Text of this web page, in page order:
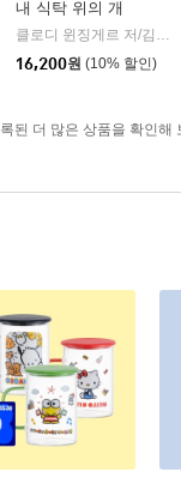
린책들
내 식탁 위의 개
클로디 윈징게르 저/김미정 역
16,200원 (10% 할인)
된 더 많은 상품을 확인해